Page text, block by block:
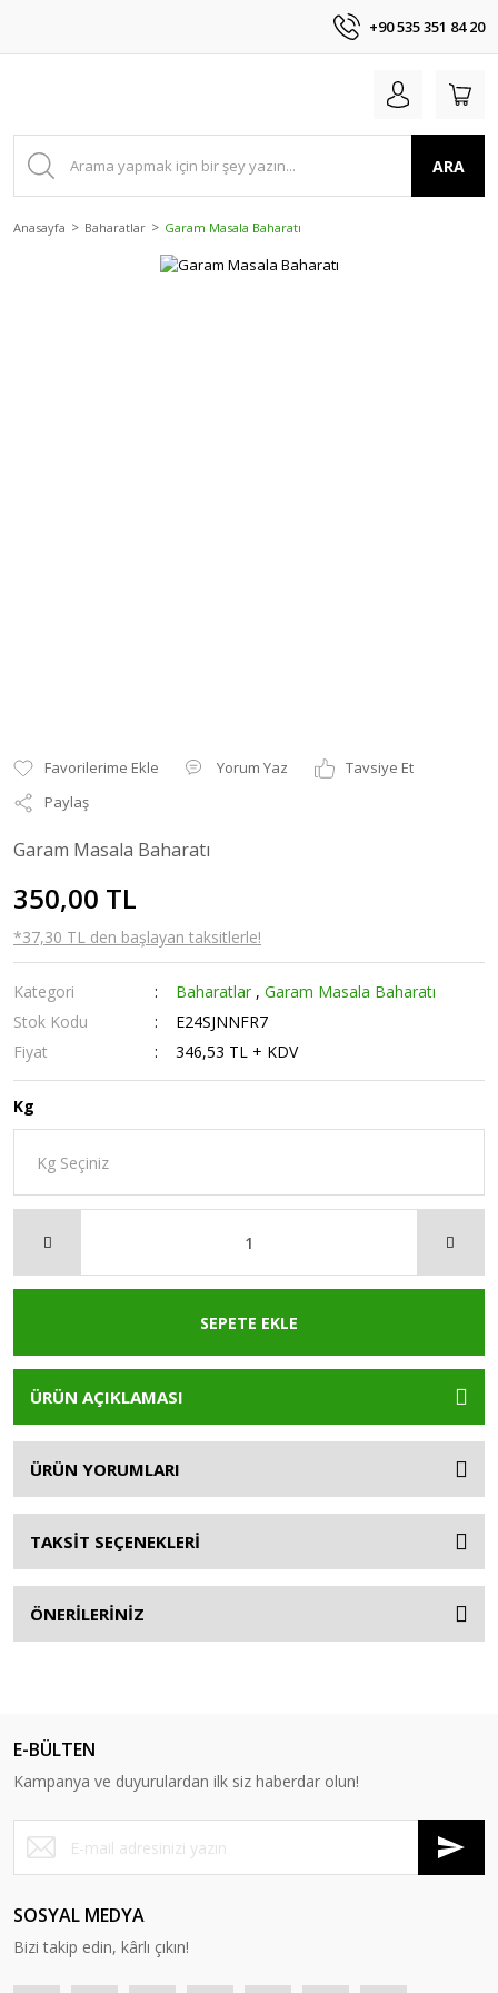
+90 535 351 84 20
ARA
Anasayfa Baharatlar Garam Masala Baharatı
Yorum Yaz
Tavsiye Et
Paylaş
Garam Masala Baharatı
350,00 TL
*37,30 TL den başlayan taksitlerle!
Kategori Baharatlar ,Garam Masala Baharatı
Stok Kodu
E24SJNNFR7
Fiyat
346,53 TL + KDV
Kg
SEPETE EKLE
ÜRÜN AÇIKLAMASI
ÜRÜN YORUMLARI
TAKSİT SEÇENEKLERİ
ÖNERİLERİNİZ
E-BÜLTEN
Kampanya ve duyurulardan ilk siz haberdar olun!
SOSYAL MEDYA
Bizi takip edin, kârlı çıkın!